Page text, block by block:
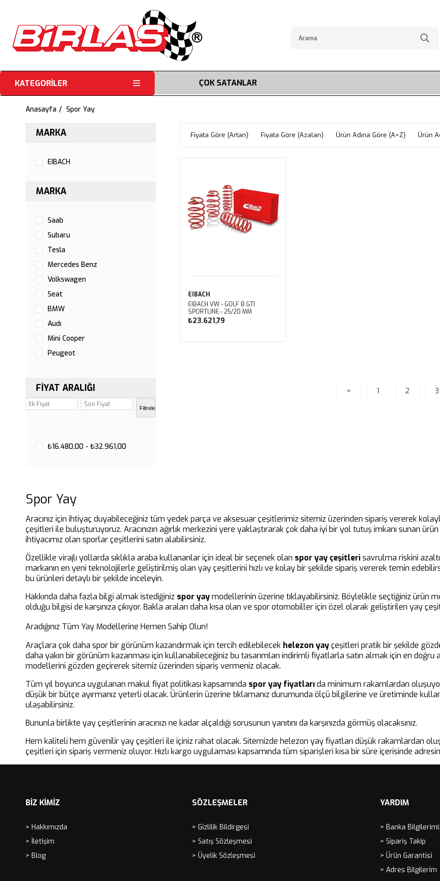
KATEGORİLER ÇOK SATANLAR
Anasayfa Spor Yay
MARKA
EIBACH
MARKA
Saab
Subaru
Tesla
Mercedes Benz
Volkswagen
Seat
BMW
Audı
Mini Cooper
Peugeot
Mazda
Fıat
Citroen
FIYAT ARALIĞI
Filtrele
₺16.480,00 - ₺32.961,00
Fiyata Göre (Artan) Fiyata Göre (Azalan) Ürün Adına Göre (A>Z) Ürün
EIBACH
EIBACH VW - GOLF 8 GTI
SPORTLINE - 25/20 MM
₺23.621,79
< 1 2 3
Spor Yay
Aracınız için ihtiyaç duyabileceğiniz tüm yedek parça ve aksesuar çeşitlerimiz sitemiz üzerinden sipariş vererek
çeşitleri ile buluşturuyoruz. Aracınızın ağırlık merkezini yere yaklaştırarak çok daha iyi bir yol tutuş imkanı sunan
ihtiyacımız olan sporlar çeşitlerini satın alabilirsiniz.
Özellikle virajlı yollarda sıklıkla araba kullananlar için ideal bir seçenek olan sporyay çeşitlerisavrulma riskini
markanın en yeni teknolojilerle geliştirilmiş olan yay çeşitlerini hızlı ve kolay bir şekilde sipariş vererek temin
bu ürünleri detaylı bir şekilde inceleyin.
Hakkında daha fazla bilgi almak istediğiniz spor yaymodellerinin üzerine tıklayabilirsiniz. Böylelikle seçtiğiniz ürün
olduğu bilgisi de karşınıza çıkıyor. Bakla araları daha kısa olan ve spor otomobiller için özel olarak geliştirilen yay
Aradığınız Tüm Yay Modellerine Hemen Sahip Olun!
Araçlara çok daha spor bir görünüm kazandırmak için tercih edilebilecek helezon yayçeşitleri pratik bir şekilde
daha yakın bir görünüm kazanması için kullanabileceğiniz bu tasarımları indirimli fiyatlarla satın almak için en doğru
modellerini gözden geçirerek sitemiz üzerinden sipariş vermeniz olacak.
Tüm yıl boyunca uygulanan makul fiyat politikası kapsamında spor yay fiyatlarıda minimum rakamlardan
düşük bir bütçe ayırmanız yeterli olacak. Ürünlerin üzerine tıklamanız durumunda ölçü bilgilerine ve üretiminde
ulaşabilirsiniz.
Bununla birlikte yay çeşitlerinin aracınızı ne kadar alçaldığı sorusunun yanıtını da karşınızda görmüş olacaksınız.
Hem kaliteli hem güvenilir yay çeşitleri ile içiniz rahat olacak. Sitemizde helezon yay fiyatları düşük rakamlardan
çeşitleri için sipariş vermeniz oluyor. Hızlı kargo uygulaması kapsamında tüm siparişleri kısa bir süre içerisinde
BİZ KİMİZ
> Hakkımızda
> İletişim
> Blog
SÖZLEŞMELER
> Gizlilik Bildirgesi
> Satış Sözleşmesi
> Üyelik Sözleşmesi
YARDIM
> Banka
> Sipariş Takip
> Ürün Garantisi
> Adres Bilgilerim